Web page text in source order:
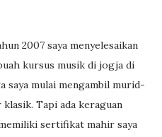
2007 saya menyelesaikan
kursus musik di jogja di
saya mulai mengambil murid-
Tapi ada keraguan
sertifikat mahir saya